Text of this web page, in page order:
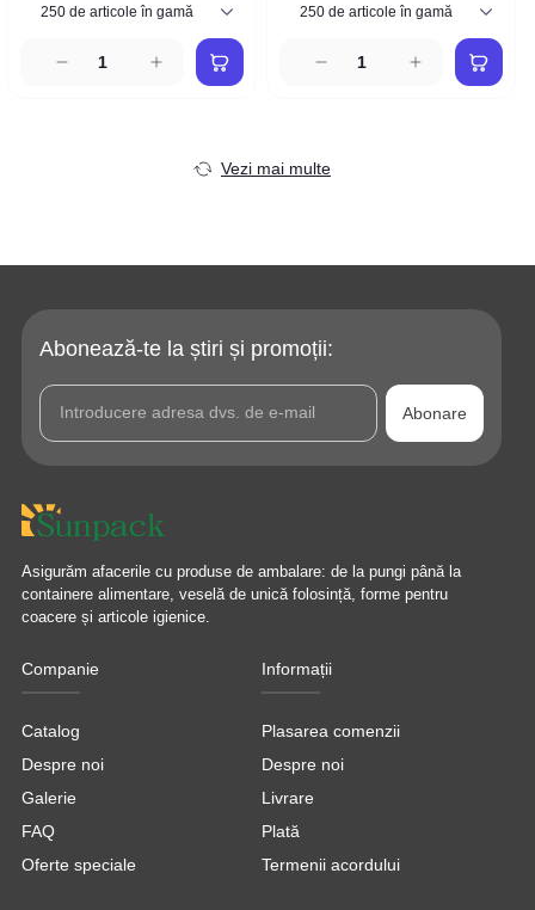
Vezi mai multe
Abonează-te la știri și promoții:
Abonare
Asigurăm afacerile cu produse de ambalare: de la pungi până la
containere alimentare, veselă de unică folosință, forme pentru
coacere și articole igienice.
Companie
Catalog
Despre noi
Galerie
FAQ
Oferte speciale
Informații
Plasarea comenzii
Despre noi
Livrare
Plată
Termenii acordului